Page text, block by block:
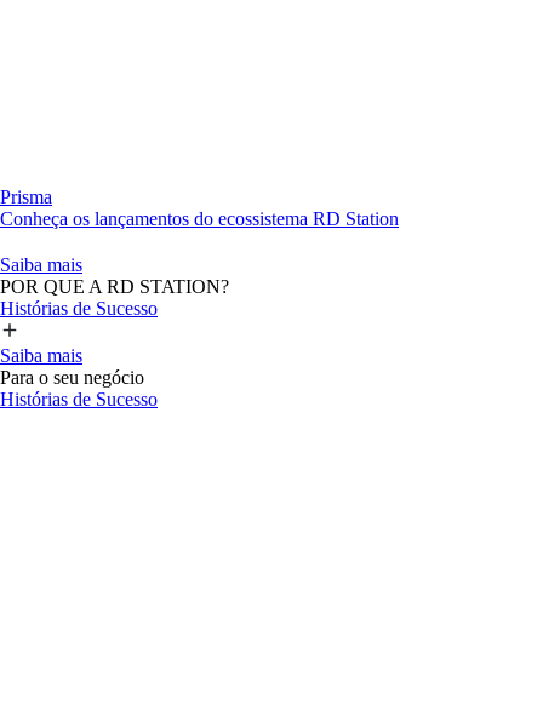
Prisma
Conheça os lançamentos do ecossistema RD Station
Saiba mais
POR QUE A RD STATION?
Histórias de Sucesso
Saiba mais
Para o seu negócio
Histórias de Sucesso